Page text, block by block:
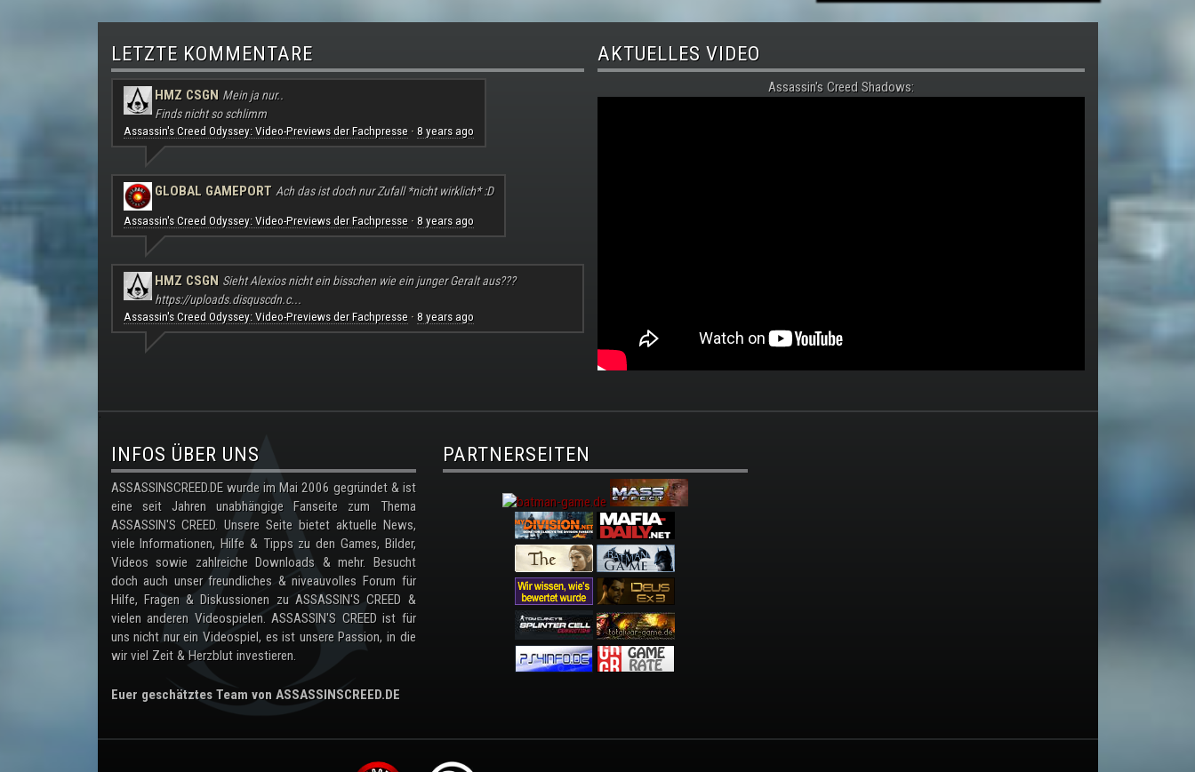
LETZTE KOMMENTARE
HMZ CSGN Mein ja nur..
Finds nicht so schlimm
Assassin's Creed Odyssey: Video-Previews der Fachpresse· 8 years ago
GLOBAL GAMEPORT Ach das ist doch nur Zufall *nicht wirklich* :D
Assassin's Creed Odyssey: Video-Previews der Fachpresse· 8 years ago
HMZ CSGN Sieht Alexios nicht ein bisschen wie ein junger Geralt aus???
https://uploads.disquscdn.c...
Assassin's Creed Odyssey: Video-Previews der Fachpresse· 8 years ago
AKTUELLES VIDEO
Assassin's Creed Shadows:
.
INFOS ÜBER UNS
ASSASSINSCREED.DE wurde im Mai 2006 gegründet & ist
eine seit Jahren unabhängige Fanseite zum Thema
ASSASSIN'S CREED. Unsere Seite bietet aktuelle News,
viele Informationen, Hilfe & Tipps zu den Games, Bilder,
Videos sowie zahlreiche Downloads & mehr. Besucht
doch auch unser freundliches & niveauvolles Forum für
Hilfe, Fragen & Diskussionen zu ASSASSIN'S CREED &
vielen anderen Videospielen. ASSASSIN'S CREED ist für
uns nicht nur ein Videospiel, es ist unsere Passion, in die
wir viel Zeit & Herzblut investieren.
Euer geschätztes Team von ASSASSINSCREED.DE
PARTNERSEITEN